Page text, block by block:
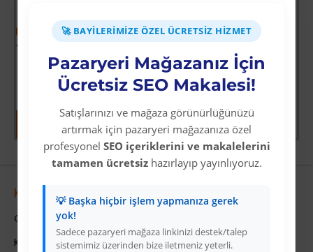
🚀 BAYILERIMIZE ÖZEL ÜCRETSIZ HIZMET
Pazaryeri Mağazanız İçin
Ücretsiz SEO Makalesi!
Satışlarınızı ve mağaza görünürlüğünüzü
artırmak için pazaryeri mağazanıza özel
profesyonel SEO içeriklerini ve makalelerini
tamamen ücretsizhazırlayıp yayınlıyoruz.
💡 Başka hiçbir işlem yapmanıza gerek
yok!
Sadece pazaryeri mağaza linkinizi destek/talep
sistemimiz üzerinden bize iletmeniz yeterli.
Üyelere Özel Fiyat
Üye Olunuz
-64 %
Üyelere Özel Fiyat
Üye Olunuz
Kurumsal
Colezium Hakkında
Kurumsal Bilgiler